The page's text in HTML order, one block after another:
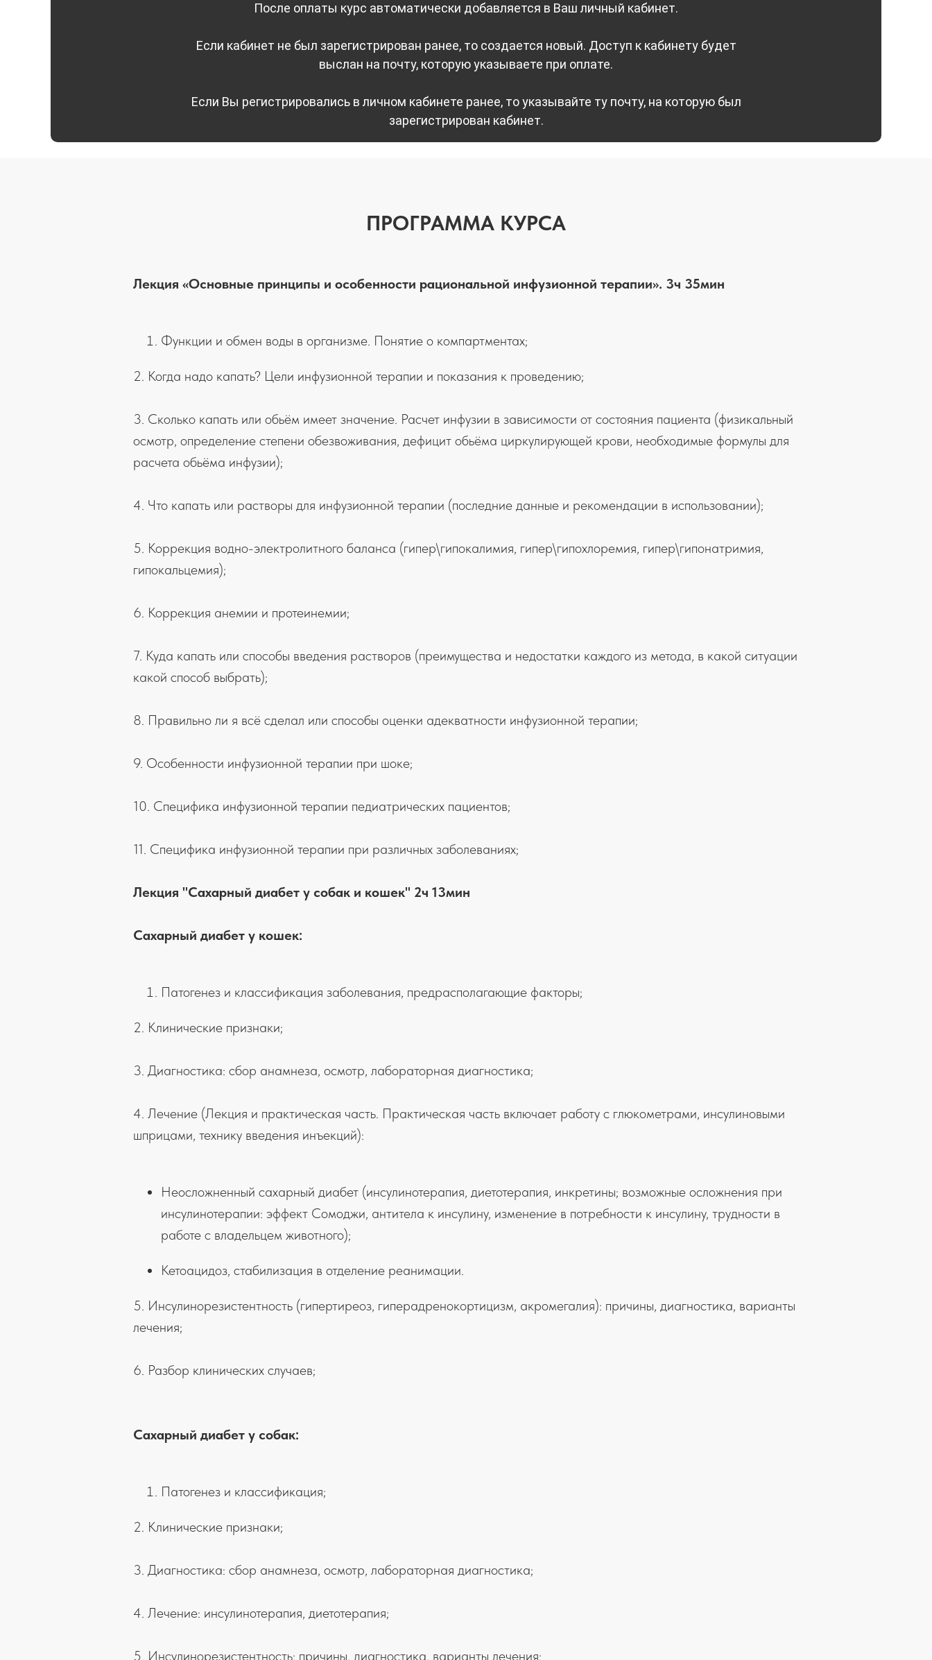
После оплаты курс автоматически добавляется в Ваш личный кабинет.
Если кабинет не был зарегистрирован ранее, то создается новый. Доступ к кабинету будет
выслан на почту, которую указываете при оплате.
Если Вы регистрировались в личном кабинете ранее, то указывайте ту почту, на которую был
зарегистрирован кабинет.
Если вы не смогли присутствовать на вебинаре,
то можете приобрести видеозапись
- с выдачей сертификата
ПРОГРАММА КУРСА
Лекция «Основные принципы и особенности рациональной инфузионной терапии». 3ч 35мин
Функции и обмен воды в организме. Понятие о компартментах;
2. Когда надо капать? Цели инфузионной терапии и показания к проведению;
3. Сколько капать или обьём имеет значение. Расчет инфузии в зависимости от состояния пациента (физикальный
осмотр, определение степени обезвоживания, дефицит обьёма циркулирующей крови, необходимые формулы для
расчета обьёма инфузии);
4. Что капать или растворы для инфузионной терапии (последние данные и рекомендации в использовании);
5. Коррекция водно-электролитного баланса (гипер\гипокалимия, гипер\гипохлоремия, гипер\гипонатримия,
гипокальцемия);
6. Коррекция анемии и протеинемии;
7. Куда капать или способы введения растворов (преимущества и недостатки каждого из метода, в какой ситуации
какой способ выбрать);
8. Правильно ли я всё сделал или способы оценки адекватности инфузионной терапии;
9. Особенности инфузионной терапии при шоке;
10. Специфика инфузионной терапии педиатрических пациентов;
11. Специфика инфузионной терапии при различных заболеваниях;
Лекция "Сахарный диабет у собак и кошек" 2ч 13мин
Сахарный диабет у кошек:
Патогенез и классификация заболевания, предрасполагающие факторы;
2. Клинические признаки;
3. Диагностика: сбор анамнеза, осмотр, лабораторная диагностика;
4. Лечение (Лекция и практическая часть. Практическая часть включает работу с глюкометрами, инсулиновыми
шприцами, технику введения инъекций):
Неосложненный сахарный диабет (инсулинотерапия, диетотерапия, инкретины; возможные осложнения при
инсулинотерапии: эффект Сомоджи, антитела к инсулину, изменение в потребности к инсулину, трудности в
работе с владельцем животного);
Кетоацидоз, стабилизация в отделение реанимации.
5. Инсулинорезистентность (гипертиреоз, гиперадренокортицизм, акромегалия): причины, диагностика, варианты
лечения;
6. Разбор клинических случаев;
Сахарный диабет у собак:
Патогенез и классификация;
2. Клинические признаки;
3. Диагностика: сбор анамнеза, осмотр, лабораторная диагностика;
4. Лечение: инсулинотерапия, диетотерапия;
5. Инсулинорезистентность: причины, диагностика, варианты лечения;